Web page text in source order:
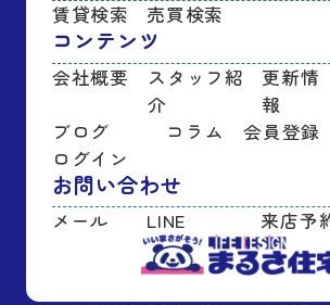
賃貸検索 売買検索
コンテンツ
会社概要
スタッフ紹
介
更新情
報
ブログ
コラム
会員登録
ログイン
お問い合わせ
メール LINE 来店予